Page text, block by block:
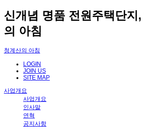
신개념 명품 전원주택단지
의 아침
청계산의 아침
LOGIN
JOIN US
SITE MAP
사업개요
사업개요
인사말
연혁
공지사항